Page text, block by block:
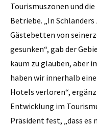
Tourismuszonen und
Betriebe. „In
Gästebetten von
gesunken“, gab der
kaum zu glauben, aber
haben wir innerhalb
Hotels verloren“,
Entwicklung im
Präsident fest, „dass es